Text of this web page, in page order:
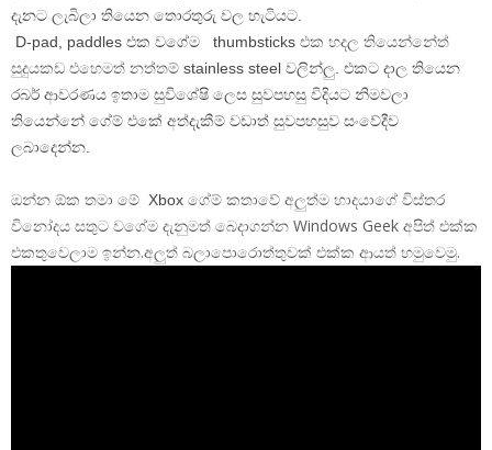
දැනට ලැබිලා තියෙන තොරතුරු වල හැටියට.
D-pad, paddles එක වගේම thumbsticks එක හදල තියෙන්නේත්
සුදුයකඩ එහෙමත් නත්තම් stainless steel වලින්ලු. එකට දාල තියෙන
රබර් ආවරණය ඉතාම සුවිශේෂි ලෙස සුවපහසු විදියට නිමවලා
තියෙන්නේ ගේම් එකේ අත්දැකීම් වඩාත් සුවපහසුව සංවේදීව
ලබාදෙන්න.
ඔන්න ඕක තමා මේ Xbox ගේම් කතාවේ අලුත්ම හාදයාගේ විස්තර
විනෝදය සතුට වගේම දැනුමත් බෙදාගන්න Windows Geek අපිත් එක්ක
එකතුවෙලාම ඉන්න.අලුත් බලාපොරොත්තුවක් එක්ක ආයත් හමුවෙමු.